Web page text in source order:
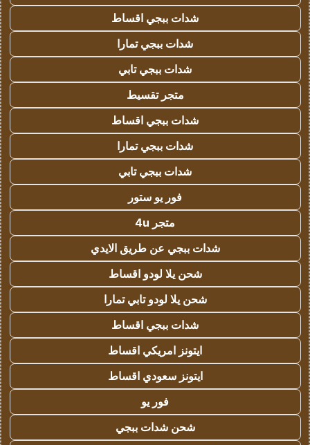
شدات ببجي اقساط
شدات ببجي تمارا
شدات ببجي تابي
متجر تقسيط
شدات ببجي اقساط
شدات ببجي تمارا
شدات ببجي تابي
فور يو ستور
متجر 4u
شدات ببجي عن طريق الايدي
شحن يلا لودو اقساط
شحن يلا لودو تابي تمارا
شدات ببجي اقساط
ايتونز امريكي اقساط
ايتونز سعودي اقساط
فور يو
شحن شدات ببجي